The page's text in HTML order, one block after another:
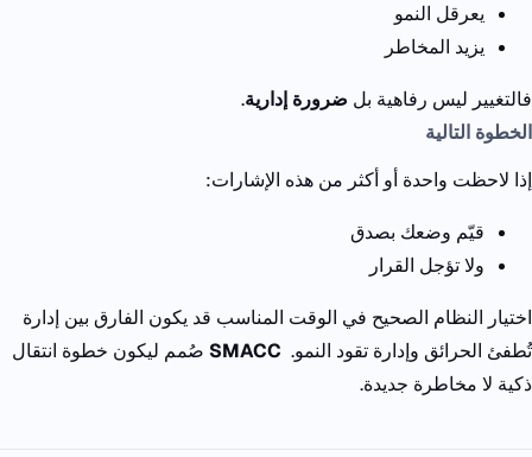
يعرقل النمو
يزيد المخاطر
فالتغيير ليس رفاهية بل ضرورة إدارية.
الخطوة التالية
إذا لاحظت واحدة أو أكثر من هذه الإشارات:
قيّم وضعك بصدق
ولا تؤجل القرار
اختيار النظام الصحيح في الوقت المناسب قد يكون الفارق بين إدارة
تُطفئ الحرائق وإدارة تقود النمو. SMACC صُمم ليكون خطوة انتقال
ذكية لا مخاطرة جديدة.